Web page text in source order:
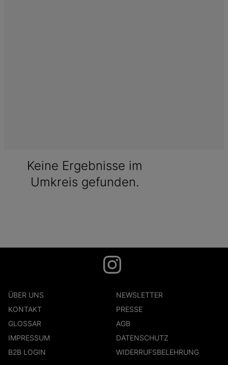
Keine Ergebnisse im
Umkreis gefunden.
ÜBER UNS
NEWSLETTER
KONTAKT
PRESSE
GLOSSAR
AGB
IMPRESSUM
DATENSCHUTZ
B2B LOGIN
WIDERRUFSBELEHRUNG